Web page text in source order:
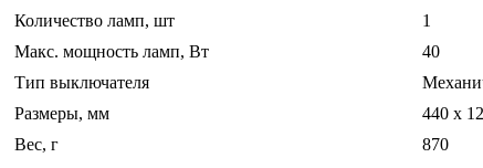
Количество ламп, шт
1
Макс. мощность ламп, Вт
40
Тип выключателя
Размеры, мм
440 x
Вес, г
870